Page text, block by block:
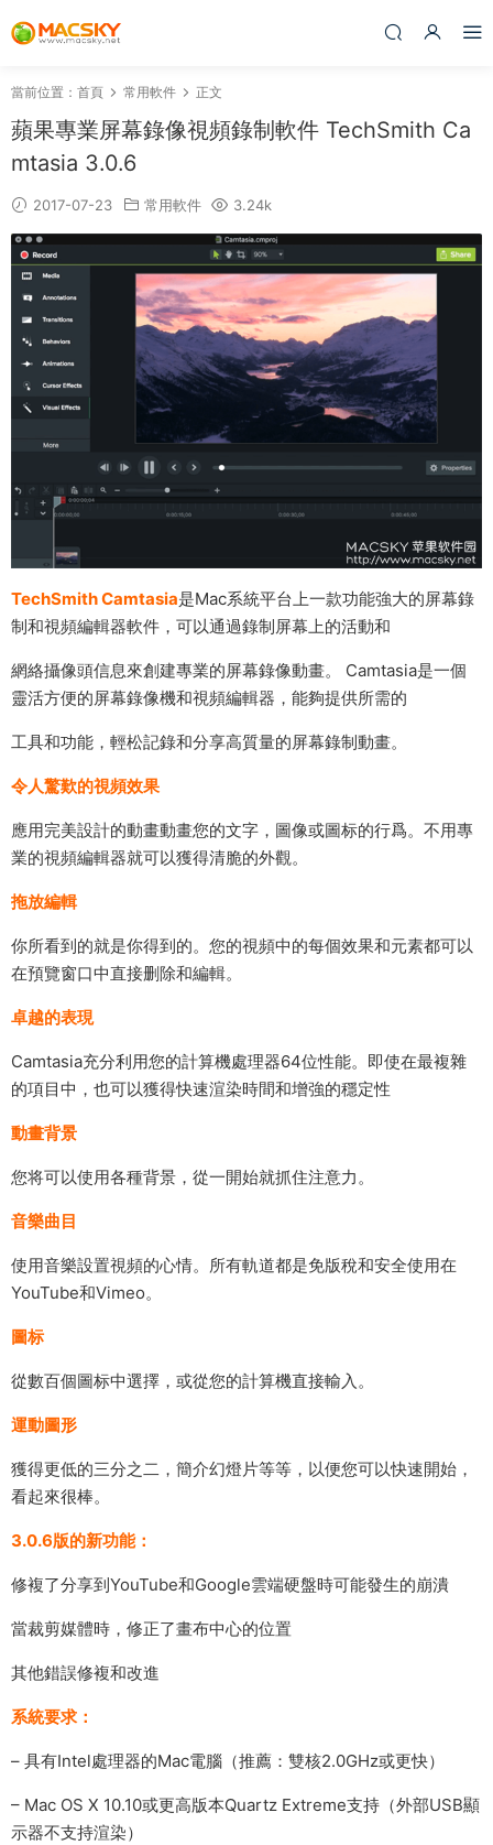
當前位置： 首頁 常用軟件 正文
蘋果專業屏幕錄像視頻錄制軟件 TechSmith Ca
mtasia 3.0.6
2017-07-23 常用軟件 3.24k
TechSmith Camtasia是Mac系統平台上一款功能強大的屏幕錄
制和視頻編輯器軟件，可以通過錄制屏幕上的活動和
網絡攝像頭信息來創建專業的屏幕錄像動畫。 Camtasia是一個
靈活方便的屏幕錄像機和視頻編輯器，能夠提供所需的
工具和功能，輕松記錄和分享高質量的屏幕錄制動畫。
令人驚歎的視頻效果
應用完美設計的動畫動畫您的文字，圖像或圖标的行爲。不用專
業的視頻編輯器就可以獲得清脆的外觀。
拖放編輯
你所看到的就是你得到的。您的視頻中的每個效果和元素都可以
在預覽窗口中直接删除和編輯。
卓越的表現
Camtasia充分利用您的計算機處理器64位性能。即使在最複雜
的項目中，也可以獲得快速渲染時間和增強的穩定性
動畫背景
您将可以使用各種背景，從一開始就抓住注意力。
音樂曲目
使用音樂設置視頻的心情。所有軌道都是免版稅和安全使用在
YouTube和Vimeo。
圖标
從數百個圖标中選擇，或從您的計算機直接輸入。
運動圖形
獲得更低的三分之二，簡介幻燈片等等，以便您可以快速開始，
看起來很棒。
3.0.6版的新功能：
修複了分享到YouTube和Google雲端硬盤時可能發生的崩潰
當裁剪媒體時，修正了畫布中心的位置
其他錯誤修複和改進
系統要求：
– 具有Intel處理器的Mac電腦（推薦：雙核2.0GHz或更快）
– Mac OS X 10.10或更高版本Quartz Extreme支持（外部USB顯
示器不支持渲染）